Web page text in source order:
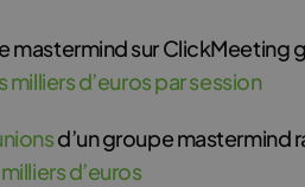
mastermind sur ClickMeeting
milliers d’euros par session
d’un groupe mastermind
d’euros